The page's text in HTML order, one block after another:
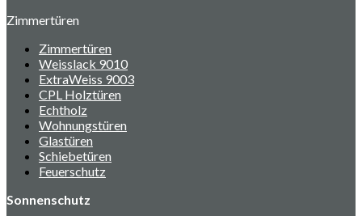
Zimmertüren
Zimmertüren
Weisslack 9010
ExtraWeiss 9003
CPL Holztüren
Echtholz
Wohnungstüren
Glastüren
Schiebetüren
Feuerschutz
Sonnenschutz